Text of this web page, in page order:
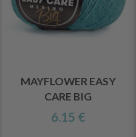
MAYFLOWER EASY
CARE BIG
6.15 €